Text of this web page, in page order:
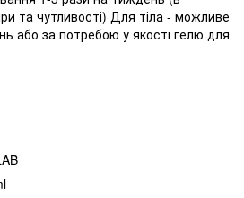
та чутливості) Для тіла - можливе
або за потребою у якості гелю для